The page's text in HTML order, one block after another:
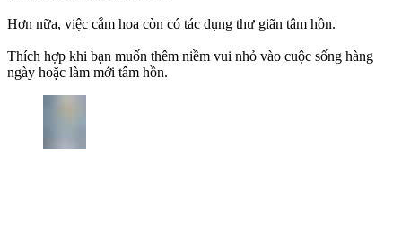
Hơn nữa, việc cắm hoa còn có tác dụng thư giãn tâm hồn.
Thích hợp khi bạn muốn thêm niềm vui nhỏ vào cuộc sống hàng
ngày hoặc làm mới tâm hồn.